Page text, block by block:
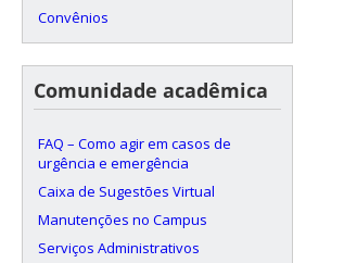
Convênios
Comunidade acadêmica
FAQ – Como agir em casos de
urgência e emergência
Caixa de Sugestões Virtual
Manutenções no Campus
Serviços Administrativos